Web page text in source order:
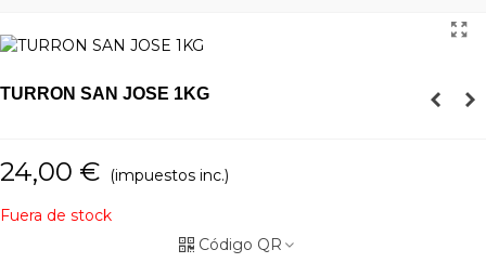
TURRON SAN JOSE 1KG
24,00 € (impuestos inc.)
Fuera de stock
Código QR